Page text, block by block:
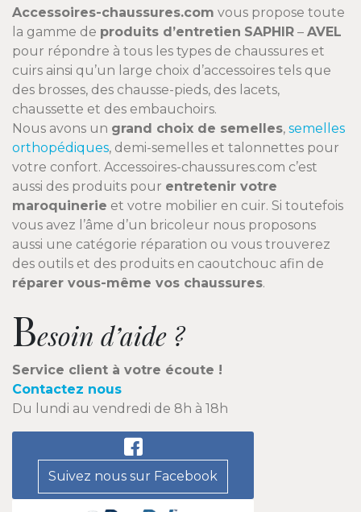
Accessoires-chaussures.com vous propose toute
la gamme de produits d’entretien SAPHIR – AVEL
pour répondre à tous les types de chaussures et
cuirs ainsi qu’un large choix d’accessoires tels que
des brosses, des chausse-pieds, des lacets,
chaussette et des embauchoirs.
Nous avons un grand choix de semelles, semelles
orthopédiques, demi-semelles et talonnettes pour
votre confort. Accessoires-chaussures.com c’est
aussi des produits pour entretenir votre
maroquinerie et votre mobilier en cuir. Si toutefois
vous avez l’âme d’un bricoleur nous proposons
aussi une catégorie réparation ou vous trouverez
des outils et des produits en caoutchouc afin de
réparer vous-même vos chaussures.
Besoin d’aide ?
Service client à votre écoute !
Contactez nous
Du lundi au vendredi de 8h à 18h
Suivez nous sur Facebook